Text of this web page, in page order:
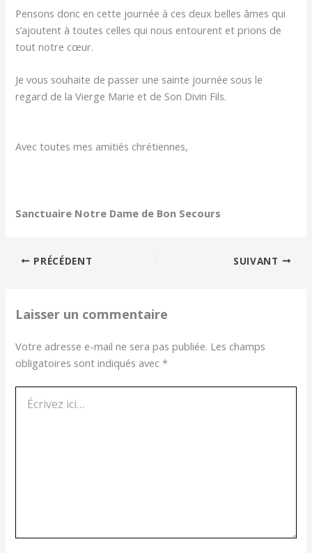
Pensons donc en cette journée à ces deux belles âmes qui
s’ajoutent à toutes celles qui nous entourent et prions de
tout notre cœur.
Je vous souhaite de passer une sainte journée sous le
regard de la Vierge Marie et de Son Divin Fils.
Avec toutes mes amitiés chrétiennes,
Sanctuaire Notre Dame de Bon Secours
PRÉCÉDENT SUIVANT
Laisser un commentaire
Votre adresse e-mail ne sera pas publiée. Les champs
obligatoires sont indiqués avec*
ici…